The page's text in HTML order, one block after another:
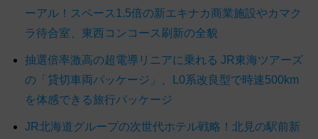
ーアル！スペース1.5倍の新エキナカ商業施設やカマク
ラ待合室、東西コンコース刷新の全貌
抽選倍率激高の超電導リニアに乗れる JR東海ツアーズ
の「貸切車両パッケージ」、L0系改良型で時速500km
を体感できる旅行パッケージ
JR北海道グループの次世代ホテル戦略！北見の駅前新